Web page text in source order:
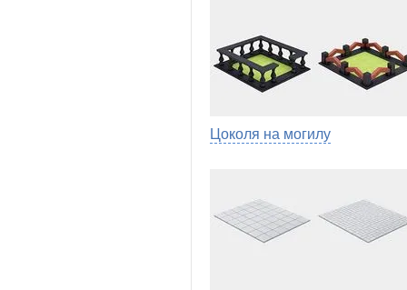
Цоколя на могилу